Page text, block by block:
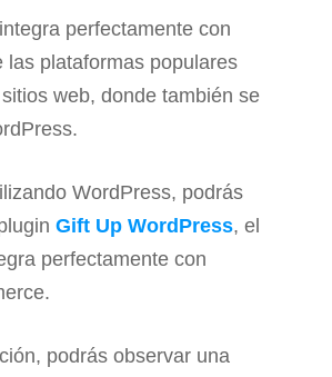
perfectamente con
las plataformas populares
web, donde también se
WordPress, podrás
Gift Up WordPress, el
perfectamente con
podrás observar una